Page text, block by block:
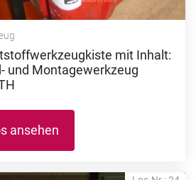
mit Inhalt:
und Montagewerkzeug
ansehen